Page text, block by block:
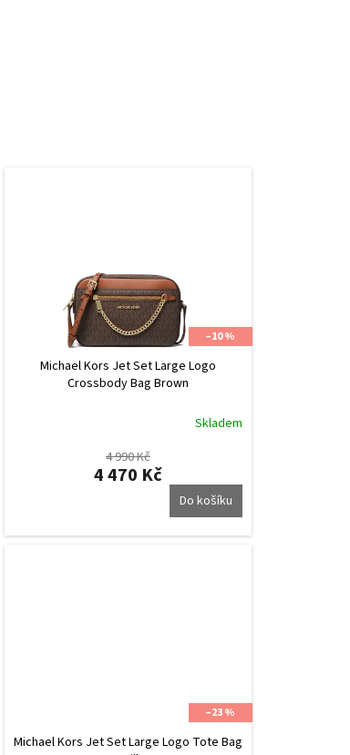
–10 %
Michael Kors Jet Set Large Logo
Crossbody Bag Brown
Skladem
4 990 Kč
4 470 Kč
Do košíku
–23 %
Michael Kors Jet Set Large Logo Tote Bag